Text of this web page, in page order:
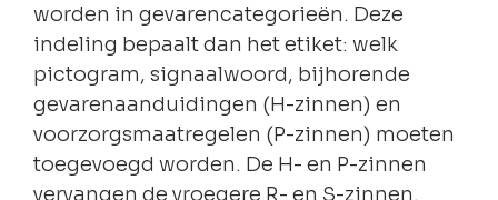
worden in gevarencategorieën. Deze
indeling bepaalt dan het etiket: welk
pictogram, signaalwoord, bijhorende
gevarenaanduidingen (H-zinnen) en
voorzorgsmaatregelen (P-zinnen) moeten
toegevoegd worden. De H- en P-zinnen
vervangen de vroegere R- en S-zinnen.